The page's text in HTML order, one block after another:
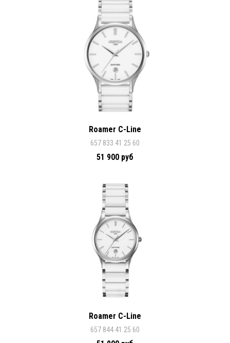
Roamer C-Line
657 833 41 25 60
51 900 руб
Roamer C-Line
657 844 41 25 60